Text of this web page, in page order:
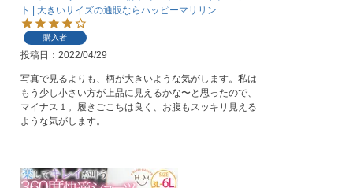
ト | 大きいサイズの通販ならハッピーマリリン
購入者
投稿日 2022/04/29
写真で見るよりも、柄が大きいような気がします。私は
もう少し小さい方が上品に見えるかな〜と思ったので、
マイナス１。履きごこちは良く、お腹もスッキリ見える
ような気がします。